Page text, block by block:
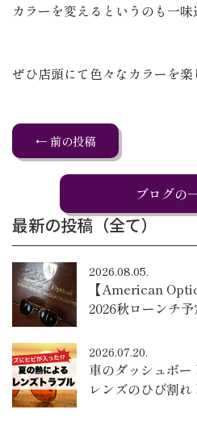
カラーを変えるというのも一
ぜひ店頭にて色々なカラーを楽
← 前の投稿
ブログの
最新の投稿（全て）
2026.08.05.
【American
2026秋ローンチ
2026.07.20.
車のダッシュボ
レンズのひび割れ